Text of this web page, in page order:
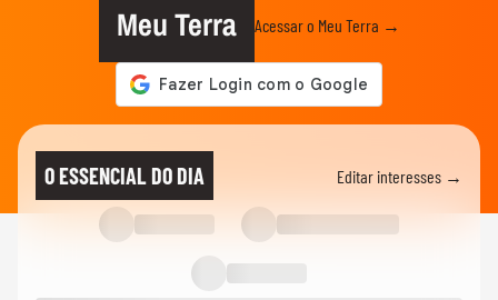
Meu Terra Acessar o Meu Terra →
O ESSENCIAL DO DIA Editar interesses →